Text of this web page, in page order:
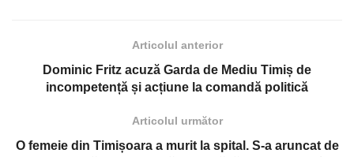
Articolul anterior
Dominic Fritz acuză Garda de Mediu Timiș de
incompetență și acțiune la comandă politică
Articolul următor
O femeie din Timișoara a murit la spital. S-a aruncat de